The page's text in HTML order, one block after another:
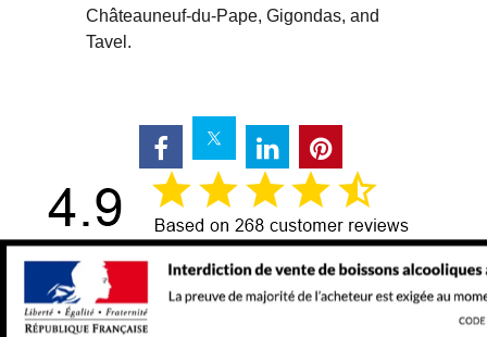
Châteauneuf-du-Pape, Gigondas, and
Tavel.